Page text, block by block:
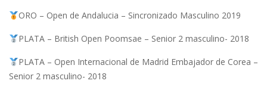
ORO – Open de Andalucia – Sincronizado Masculino 2019
PLATA – British Open Poomsae – Senior 2 masculino- 2018
PLATA – Open Internacional de Madrid Embajador de Corea –
Senior 2 masculino- 2018